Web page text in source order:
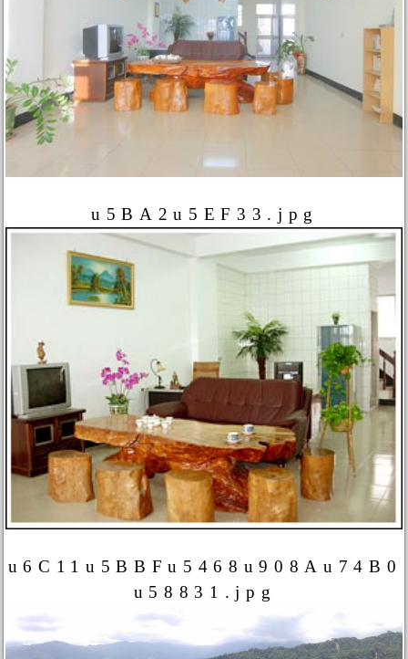
u5BA2u5EF33.jpg
u6C11u5BBFu5468u908Au74B0
u58831.jpg